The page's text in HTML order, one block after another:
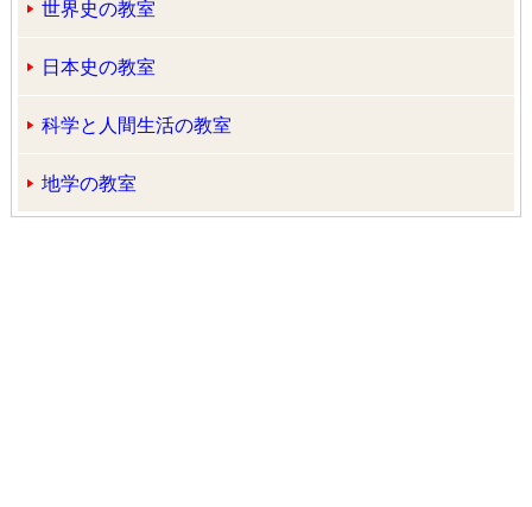
世界史の教室
日本史の教室
科学と人間生活の教室
地学の教室